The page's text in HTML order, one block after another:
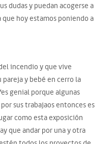
dudas y puedan acogerse a
hoy estamos poniendo a
incendio y que vive
y bebé en cerro la
genial porque algunas
sus trabajaos entonces es
como esta exposición
que andar por una y otra